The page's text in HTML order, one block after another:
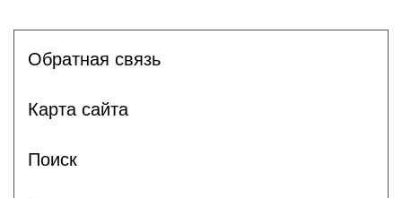
Обратная связь
Карта сайта
Поиск